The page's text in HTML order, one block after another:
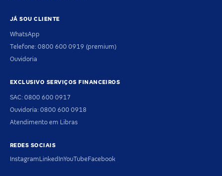
JÁ SOU CLIENTE
WhatsApp
Telefone: 0800 600 0919 (premium)
Ouvidoria
EXCLUSIVO SERVIÇOS FINANCEIROS
SAC: 0800 600 0917
Ouvidoria: 0800 600 0918
Atendimento em Libras
REDES SOCIAIS
InstagramLinkedInYouTubeFacebook